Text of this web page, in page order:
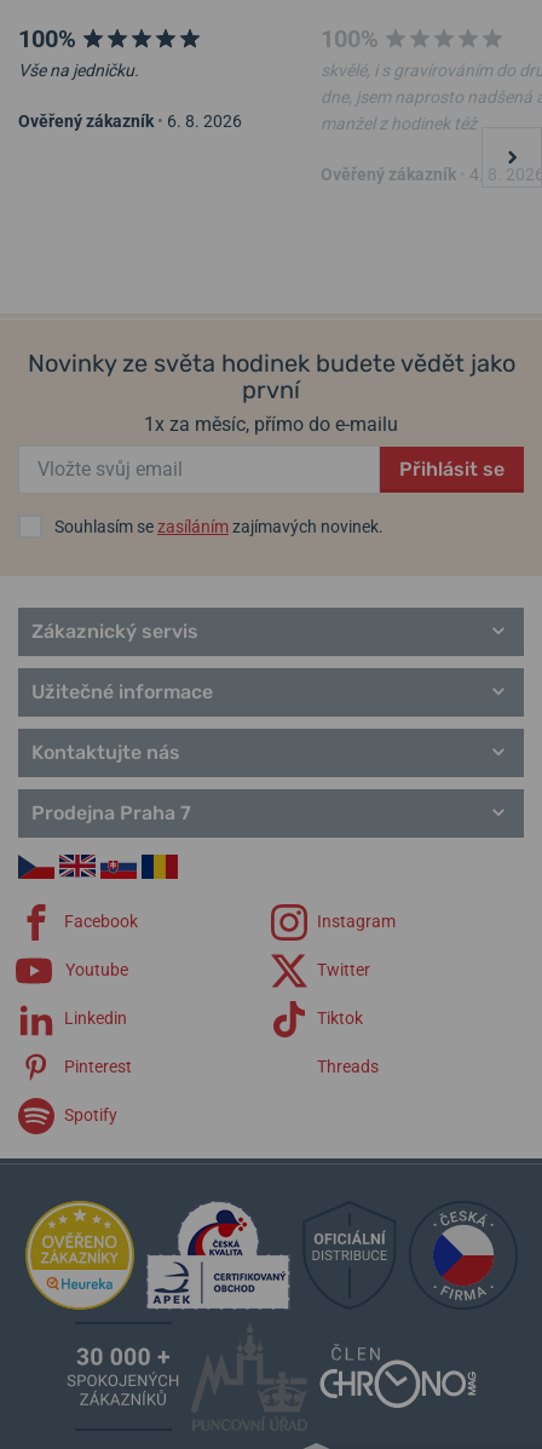
100%
Vše na jedničku.
Ověřený zákazník • 6. 8. 2026
100%
skvělé, i s gravírováním do
dne, jsem naprosto nadšená
manžel z hodinek též
Ověřený zákazník 4. 8.
Novinky ze světa hodinek budete vědět jako
první
1x za měsíc, přímo do e-mailu
Přihlásit se
Souhlasím sezasílánímzajímavých novinek.
Zákaznický servis
Užitečné informace
Kontaktujte nás
Prodejna Praha 7
Facebook Instagram
Youtube Twitter
Linkedin Tiktok
Pinterest Threads
Spotify